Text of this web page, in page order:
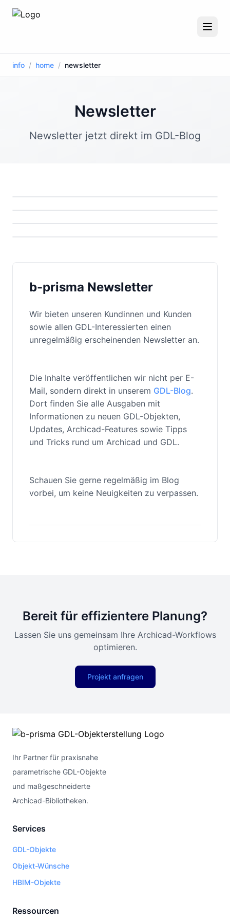
info / home / newsletter
Newsletter
Newsletter jetzt direkt im GDL-Blog
b-prisma Newsletter
Wir bieten unseren Kundinnen und Kunden
sowie allen GDL-Interessierten einen
unregelmäßig erscheinenden Newsletter an.
Die Inhalte veröffentlichen wir nicht per E-
Mail, sondern direkt in unserem GDL-Blog.
Dort finden Sie alle Ausgaben mit
Informationen zu neuen GDL-Objekten,
Updates, Archicad-Features sowie Tipps
und Tricks rund um Archicad und GDL.
Schauen Sie gerne regelmäßig im Blog
vorbei, um keine Neuigkeiten zu verpassen.
Bereit für effizientere Planung?
Lassen Sie uns gemeinsam Ihre Archicad-Workflows
optimieren.
Projekt anfragen
Ihr Partner für praxisnahe
parametrische GDL-Objekte
und maßgeschneiderte
Archicad-Bibliotheken.
Services
GDL-Objekte
Objekt-Wünsche
HBIM-Objekte
Ressourcen